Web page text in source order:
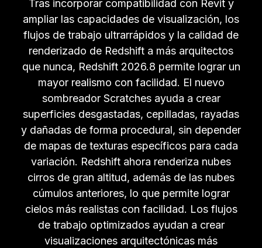
Tras incorporar compatibilidad con Revit y
ampliar las capacidades de visualización, los
flujos de trabajo ultrarrápidos y la calidad de
renderizado de Redshift a más arquitectos
que nunca, Redshift 2026.8 permite lograr un
mayor realismo con facilidad. El nuevo
sombreador Scratches ayuda a crear
superficies desgastadas, cepilladas, rayadas
y dañadas de forma procedural, sin depender
de mapas de texturas específicos para cada
variación. Redshift ahora renderiza nubes
cirros de gran altitud, además de las nubes
cúmulos anteriores, lo que permite lograr
cielos más realistas con facilidad. Los flujos
de trabajo optimizados ayudan a crear
visualizaciones arquitectónicas más